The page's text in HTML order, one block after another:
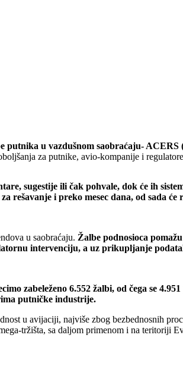
u vazdušnom saobraćaju-
za putnike, avio-kompanije i
sugestije ili čak pohvale, dok će ih
i preko mesec dana, od sada
u saobraćaju. Žalbe podnosioca
intervenciju, a uz prikupljanje
zabeleženo 6.552 žalbi, od čega se
putničke industrije.
u avijaciji, najviše zbog bezbednosnih
tržišta, sa daljom primenom i na teritoriji